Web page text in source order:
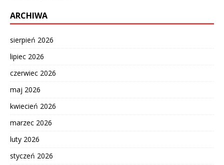
ARCHIWA
sierpień 2026
lipiec 2026
czerwiec 2026
maj 2026
kwiecień 2026
marzec 2026
luty 2026
styczeń 2026